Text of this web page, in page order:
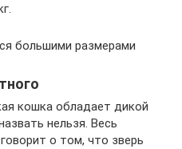
большими размерами
кошка обладает дикой
нельзя. Весь
о том, что зверь